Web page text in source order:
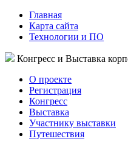
Главная
Карта сайта
Технологии и ПО
Конгресс и Выставка
О проекте
Регистрация
Конгресс
Выставка
Участнику выставки
Путешествия